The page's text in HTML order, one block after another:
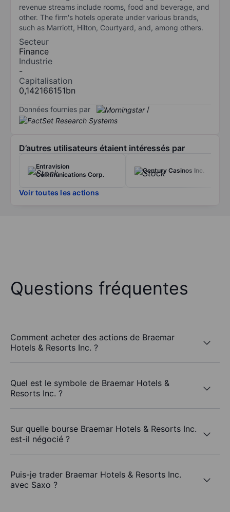
revenue streams include rooms, food and beverage, and
other. The firm's hotels operate under various brands,
such as Marriott, Hilton, Courtyard, and, among others.
Secteur
Finance
Industrie
-
Capitalisation
0,142166151bn
Données fournies par /
D’autres utilisateurs étaient intéressés par
Entravision
Communications Corp.
Century Casinos Inc.
Voir toutes les actions
Questions fréquentes
Comment acheter des actions de Braemar
Hotels & Resorts Inc. ?
Quel est le symbole de Braemar Hotels &
Resorts Inc. ?
Sur quelle bourse Braemar Hotels & Resorts Inc.
est-il négocié ?
Puis-je trader Braemar Hotels & Resorts Inc.
avec Saxo ?